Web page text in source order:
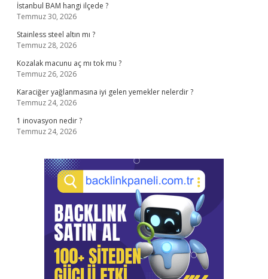
İstanbul BAM hangi ilçede ?
Temmuz 30, 2026
Stainless steel altın mı ?
Temmuz 28, 2026
Kozalak macunu aç mı tok mu ?
Temmuz 26, 2026
Karaciğer yağlanmasına iyi gelen yemekler nelerdir ?
Temmuz 24, 2026
1 inovasyon nedir ?
Temmuz 24, 2026